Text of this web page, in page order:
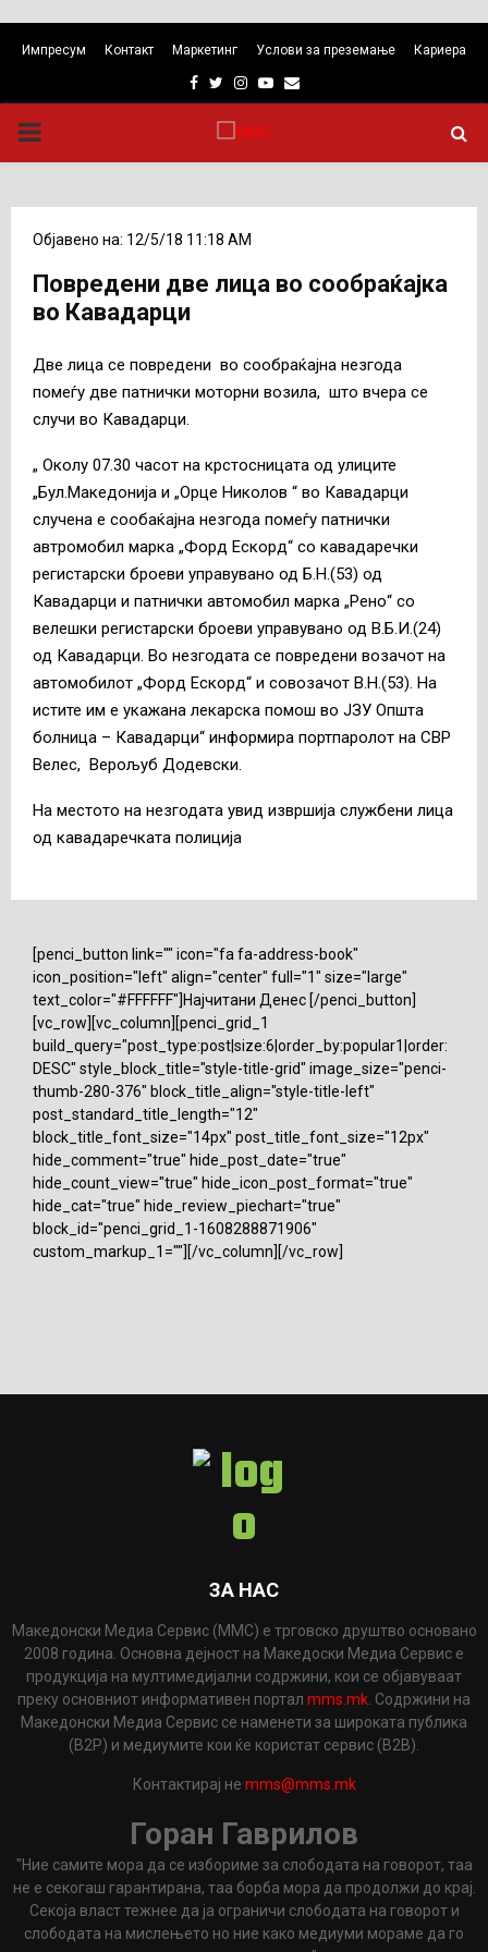
Импресум Контакт Маркетинг Услови за преземање Кариера
Facebook
TwitterInstagram
Youtube
Email
PRIMARY
Објавено на: 12/5/18 11:18 AM
Повредени две лица во сообраќајка
во Кавадарци
Две лица се повредени во сообраќајна незгода
помеѓу две патнички моторни возила, што вчера се
случи во Кавадарци.
„ Околу 07.30 часот на крстосницата од улиците
„Бул.Македонија и „Орце Николов “ во Кавадарци
случена е сообаќајна незгода помеѓу патнички
автромобил марка „Форд Ескорд“ со кавадаречки
регистарски броеви управувано од Б.Н.(53) од
Кавадарци и патнички автомобил марка „Рено“ со
велешки регистарски броеви управувано од В.Б.И.(24)
од Кавадарци. Во незгодата се повредени возачот на
автомобилот „Форд Ескорд“ и совозачот В.Н.(53). На
истите им е укажана лекарска помош во ЈЗУ Општа
болница – Кавадарци“ информира портпаролот на СВР
Велес, Верољуб Додевски.
На местото на незгодата увид извршија службени лица
од кавадаречката полиција
[penci_button link="" icon="fa fa-address-book"
icon_position="left" align="center" full="1" size="large"
text_color="#FFFFFF"]Најчитани Денес [/penci_button]
[vc_row][vc_column][penci_grid_1
build_query="post_type:post|size:6|order_by:popular1|order:
DESC" style_block_title="style-title-grid" image_size="penci-
thumb-280-376" block_title_align="style-title-left"
post_standard_title_length="12"
block_title_font_size="14px" post_title_font_size="12px"
hide_comment="true" hide_post_date="true"
hide_count_view="true" hide_icon_post_format="true"
hide_cat="true" hide_review_piechart="true"
block_id="penci_grid_1-1608288871906"
custom_markup_1=""][/vc_column][/vc_row]
ЗА НАС
Македонски Медиа Сервис (ММС) е трговско друштво основано
2008 година. Основна дејност на Македоски Медиа Сервис е
продукција на мултимедијални содржини, кои се објавуваат
преку основниот информативен портал mms.mk . Содржини на
Македонски Медиа Сервис се наменети за широката публика
(B2P) и медиумите кои ќе користат сервис (B2B).
Контактирај не mms@mms.mk
Горан Гаврилов
"Ние самите мора да се избориме за слободата на говорот, таа
не е секогаш гарантирана, таа борба мора да продолжи до крај.
Секоја власт тежнее да ја ограничи слободата на говорот и
слободата на мислењето но ние како медиуми мораме да го